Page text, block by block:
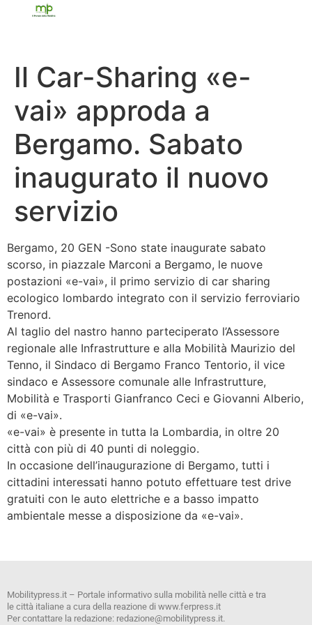
Il Car-Sharing «e-
vai» approda a
Bergamo. Sabato
inaugurato il nuovo
servizio
Bergamo, 20 GEN -Sono state inaugurate sabato
scorso, in piazzale Marconi a Bergamo, le nuove
postazioni «e-vai», il primo servizio di car sharing
ecologico lombardo integrato con il servizio ferroviario
Trenord.
Al taglio del nastro hanno parteciperato l’Assessore
regionale alle Infrastrutture e alla Mobilità Maurizio del
Tenno, il Sindaco di Bergamo Franco Tentorio, il vice
sindaco e Assessore comunale alle Infrastrutture,
Mobilità e Trasporti Gianfranco Ceci e Giovanni Alberio,
di «e-vai».
«e-vai» è presente in tutta la Lombardia, in oltre 20
città con più di 40 punti di noleggio.
In occasione dell’inaugurazione di Bergamo, tutti i
cittadini interessati hanno potuto effettuare test drive
gratuiti con le auto elettriche e a basso impatto
ambientale messe a disposizione da «e-vai».
Mobilitypress.it – Portale informativo sulla mobilità nelle città e tra
le città italiane a cura della reazione di www.ferpress.it
Per contattare la redazione: redazione@mobilitypress.it.